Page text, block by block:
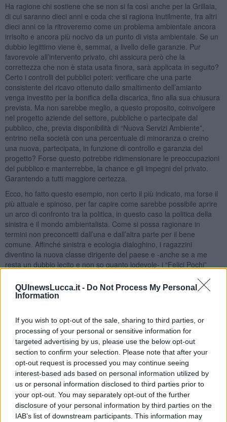
QUInewsLucca.it - Do Not Process My Personal
Information
If you wish to opt-out of the sale, sharing to third parties, or
processing of your personal or sensitive information for
targeted advertising by us, please use the below opt-out
section to confirm your selection. Please note that after your
opt-out request is processed you may continue seeing
interest-based ads based on personal information utilized by
us or personal information disclosed to third parties prior to
your opt-out. You may separately opt-out of the further
disclosure of your personal information by third parties on the
IAB’s list of downstream participants. This information may
Ha ragione chi sostiene che se non si fa così anche per la Grillaia,
di cui saranno dieci anni e coda che si ragiona inutilmente, fra altri
dieci anni ce la ritroveremo come un problema ambientale ancora
irrisolto e ancora più nocivo da un punto di vista ambientale. Se un
dubbio legittimo viene è, semmai, a livello delle garanzie. Pur
favorevole all’intervento privato, chi assicura però che la
correttezza che non è stata usata finora, sarà applicata in seguito?
Certo i controlli dei pubblici poteri: verificare che una parte
consistente del ricavo ottenuto dallo smaltimento dell’amianto
venga investito per la bonifica della discarica, fino alla sua chiusura
prevista. Ma non sarebbe meglio, a questo proposito, coinvolgere
nel progetto aziende del settore, pubbliche o partecipate dal
pubblico, che, previa disponibilità di “Nuova Servizi Ambiente”,
entrino nella società con una percentuale di minoranza o creino
una nuova, partecipata, in funzione di controllo e garanzia del
progetto? Forse questo potrebbe ridimensionare le preoccupazioni
del pubblico e manterrebbe, la chance e gli impegni del privato.
Garantendo a tutti maggiore certezza.
Ecco, ho fatto questo esempio, non certo il più indicato, ma forse il
più attuale e spinoso, per far capire come sarebbe possibile aprire
un arco di confronto tra la politica, in questo caso la politica della
sinistra e il mondo ambientalista. Come si possa ragionare in
termini non preconcetti dall’una e dall’altra parte per il bene
comune. Affinché sinistra e ecologia dialoghino, i ragazzini
diventino la nuova classe dirigente del paese e -anche se a me
resta un dubbio lecito e non so quanto lodevole- i “Felici Pochi”
fortuna.
Libero Venturi
“Il mondo salvato dai ragazzini” è un libro di Elsa Morante,
pubblicato nel 1968 che, tra le altre cose, ci parla di “Felici Pochi” e
di “Infelici Molti”.
Libero Venturi